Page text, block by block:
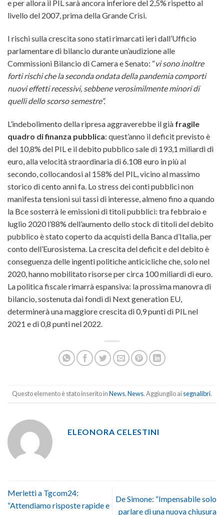
e per allora il PIL sarà ancora inferiore del 2,5% rispetto al
livello del 2007, prima della Grande Crisi.
I rischi sulla crescita sono stati rimarcati ieri dall’Ufficio
parlamentare di bilancio durante un’audizione alle
Commissioni Bilancio di Camera e Senato: “vi sono inoltre
forti rischi che la seconda ondata della pandemia comporti
nuovi effetti recessivi, sebbene verosimilmente minori di
quelli dello scorso semestre”.
L’indebolimento della ripresa aggraverebbe il già fragile
quadro di finanza pubblica: quest’anno il deficit previsto è
del 10,8% del PIL e il debito pubblico sale di 193,1 miliardi di
euro, alla velocità straordinaria di 6.108 euro in più al
secondo, collocandosi al 158% del PIL, vicino al massimo
storico di cento anni fa. Lo stress dei conti pubblici non
manifesta tensioni sui tassi di interesse, almeno fino a quando
la Bce sosterrà le emissioni di titoli pubblici: tra febbraio e
luglio 2020 l’88% dell’aumento dello stock di titoli del debito
pubblico è stato coperto da acquisti della Banca d’Italia, per
conto dell’Eurosistema. La crescita del deficit e del debito è
conseguenza delle ingenti politiche anticicliche che, solo nel
2020, hanno mobilitato risorse per circa 100 miliardi di euro.
La politica fiscale rimarrà espansiva: la prossima manovra di
bilancio, sostenuta dai fondi di Next generation EU,
determinerà una maggiore crescita di 0,9 punti di PIL nel
2021 e di 0,8 punti nel 2022.
Questo elemento è stato inserito inNews,News. Aggiungilo aisegnalibri.
ELEONORA CELESTINI
Merletti a Tgcom24:
“Attendiamo risposte rapide e
De Simone: “Impensabile solo
parlare di una nuova chiusura